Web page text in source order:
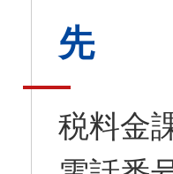
先
税料金